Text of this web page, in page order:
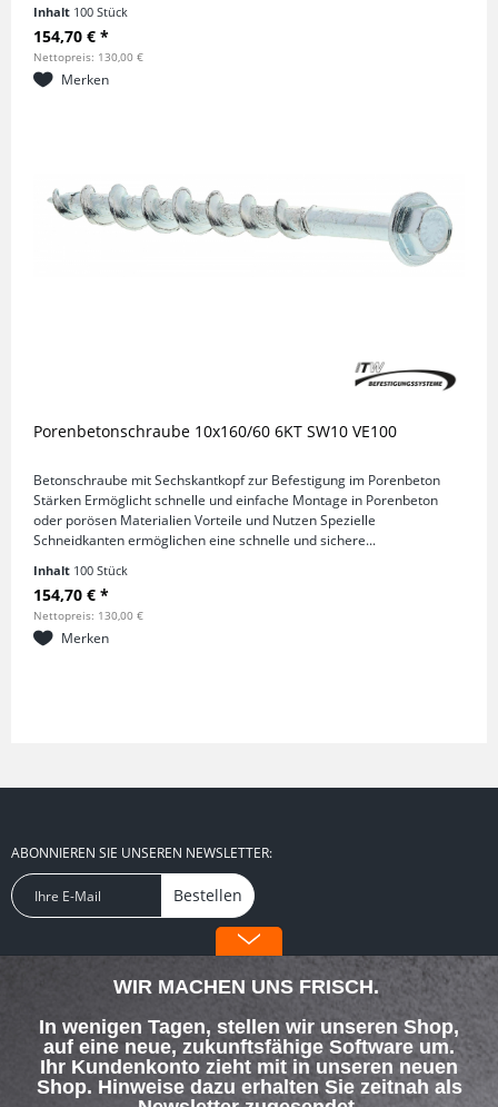
Inhalt 100 Stück
154,70 € *
Nettopreis: 130,00 €
Merken
Porenbetonschraube 10x160/60 6KT SW10 VE100
Betonschraube mit Sechskantkopf zur Befestigung im Porenbeton
Stärken Ermöglicht schnelle und einfache Montage in Porenbeton
oder porösen Materialien Vorteile und Nutzen Spezielle
Schneidkanten ermöglichen eine schnelle und sichere...
Inhalt 100 Stück
154,70 € *
Nettopreis: 130,00 €
Merken
ABONNIEREN SIE UNSEREN NEWSLETTER:
Bestellen
FOLGEN SIE UNS:
WIR MACHEN UNS FRISCH.
In wenigen Tagen, stellen wir unseren Shop,
auf eine neue, zukunftsfähige Software um.
Ihr Kundenkonto zieht mit in unseren neuen
Shop. Hinweise dazu erhalten Sie zeitnah als
SERVICE HOTLINE